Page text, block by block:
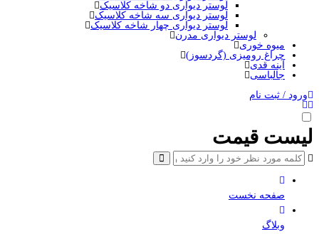
لوستر دیواری دو شاخه کلاسیک
لوستر دیواری سه شاخه کلاسیک
لوستر دیواری چهار شاخه کلاسیک
لوستر دیواری مدرن
میوه خوری
چراغ رومیزی (گردسوز)
آینه قدی
جالباسی
ورود / ثبت نام
لیست قیمت
صفحه نخست
وبلاگ